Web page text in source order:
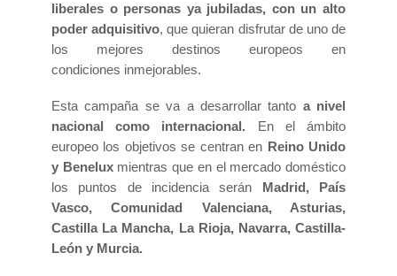
liberales o personas ya jubiladas, con un alto
poder adquisitivo, que quieran disfrutar de uno de
los mejores destinos europeos en
condiciones inmejorables.
Esta campaña se va a desarrollar tanto a nivel
nacional como internacional. En el ámbito
europeo los objetivos se centran en Reino Unido
y Beneluxmientras que en el mercado doméstico
los puntos de incidencia serán Madrid, País
Vasco, Comunidad Valenciana, Asturias,
Castilla La Mancha, La Rioja, Navarra, Castilla-
León y Murcia.